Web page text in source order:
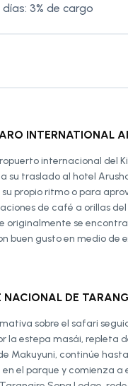
3% de cargo
INTERNATIONAL
internacional del
su traslado al hotel
propio ritmo o para
de café a orillas
se
buen gusto en medio de
NACIONAL DE
sobre el safari
la estepa masái, repleta
Makuyuni, continúe
el parque y comienza